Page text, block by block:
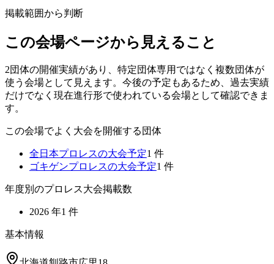
掲載範囲から判断
この会場ページから見えること
2団体の開催実績があり、特定団体専用ではなく複数団体が
使う会場として見えます。今後の予定もあるため、過去実績
だけでなく現在進行形で使われている会場として確認できま
す。
この会場でよく大会を開催する団体
全日本プロレスの大会予定1 件
ゴキゲンプロレスの大会予定1 件
年度別のプロレス大会掲載数
2026 年1 件
基本情報